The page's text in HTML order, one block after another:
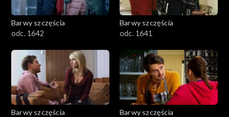
Barwy szczęścia
odc. 1642
Barwy szczęścia
odc. 1641
Barwy szczęścia
Barwy szczęścia